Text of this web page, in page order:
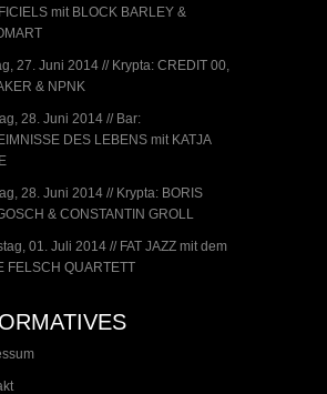
mit BLOCK BARLEY &
27. Juni 2014 // Krypta: CREDIT 00,
& NPNK
28. Juni 2014 // Bar:
DES LEBENS mit KATJA
28. Juni 2014 // Krypta: BORIS
& CONSTANTIN GROLL
01. Juli 2014 // FAT JAZZ mit dem
FELSCH QUARTETT